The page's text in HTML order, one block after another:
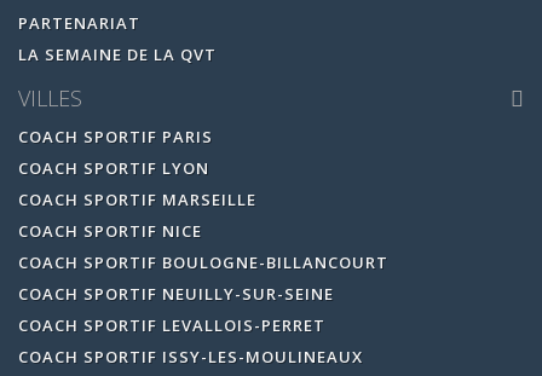
PARTENARIAT
LA SEMAINE DE LA QVT
VILLES
COACH SPORTIF PARIS
COACH SPORTIF LYON
COACH SPORTIF MARSEILLE
COACH SPORTIF NICE
COACH SPORTIF BOULOGNE-BILLANCOURT
COACH SPORTIF NEUILLY-SUR-SEINE
COACH SPORTIF LEVALLOIS-PERRET
COACH SPORTIF ISSY-LES-MOULINEAUX